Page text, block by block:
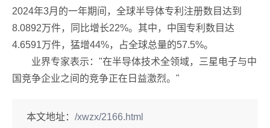
2024年3月的一年期间，全球半导体专利注册数目达到
8.0892万件，同比增长22%。其中，中国专利数目达
4.6591万件，猛增44%，占全球总量的57.5%。
业界专家表示："在半导体技术全领域，三星电子与中
国竞争企业之间的竞争正在日益激烈。"
本文地址： /xwzx/2166.html